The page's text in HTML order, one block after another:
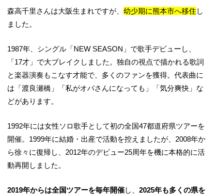
森高千里さんは大阪生まれですが、 幼少期に熊本市へ移住 し
ました。
1987年、シングル「NEW SEASON」で歌手デビューし、
「17才」で大ブレイクしました。独自の視点で描かれる歌詞
と楽器演奏もこなす才能で、多くのファンを獲得。代表曲に
は「渡良瀬橋」「私がオバさんになっても」「気分爽快」な
どがあります。
1992年には女性ソロ歌手として初の全国47都道府県ツアーを
開催。1999年に結婚・出産で活動を控えましたが、2008年か
ら徐々に復帰し、2012年のデビュー25周年を機に本格的に活
動再開しました。
2019年からは全国ツアーを毎年開催し、 2025年も多くの県を